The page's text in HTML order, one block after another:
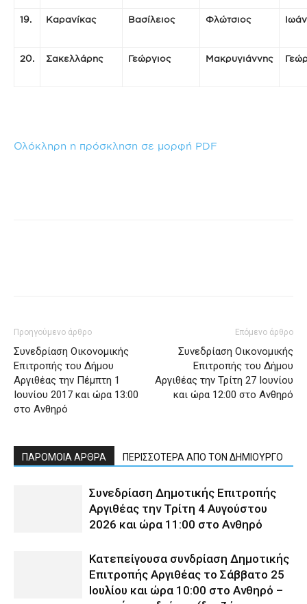
19. Καρανίκας Βασίλειος Φλώτσιος
20. Σακελλάρης Γεώργιος Μακρυγιάννης
Ολόκληρη η πρόσκληση σε μορφή PDF
Προηγούμενο άρθρο
Συνεδρίαση Οικονομικής
Επιτροπής του Δήμου
Αργιθέας την Πέμπτη 1
Ιουνίου 2017 και ώρα 13:00
στο Ανθηρό
Επόμενο άρθρο
Συνεδρίαση Οικονομικής
Επιτροπής του Δήμου
Αργιθέας την Τρίτη 27 Ιουνίου
και ώρα 12:00 στο Ανθηρό
ΠΑΡΟΜΟΙΑ ΑΡΘΡΑ ΠΕΡΙΣΣΟΤΕΡΑ ΑΠΟ ΤΟΝ ΔΗΜΙΟΥΡΓΟ
Συνεδρίαση Δημοτικής Επιτροπής
Αργιθέας την Τρίτη 4 Αυγούστου
2026 και ώρα 11:00 στο Ανθηρό
Κατεπείγουσα συνδρίαση Δημοτικής
Επιτροπής Αργιθέας το Σάββατο 25
Ιουλίου και ώρα 10:00 στο Ανθηρό –